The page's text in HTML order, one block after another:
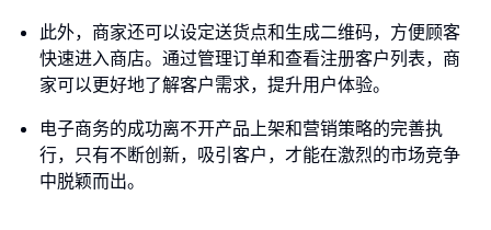
此外，商家还可以设定送货点和生成二维码，方便顾客
快速进入商店。通过管理订单和查看注册客户列表，商
家可以更好地了解客户需求，提升用户体验。
电子商务的成功离不开产品上架和营销策略的完善执
行，只有不断创新，吸引客户，才能在激烈的市场竞争
中脱颖而出。